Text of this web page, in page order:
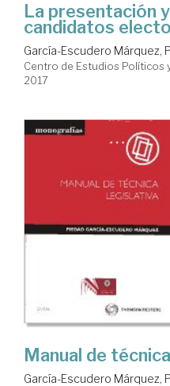
La presentación
candidatos
García-Escudero Márquez,
Centro de Estudios Políticos
2017
Manual de
García-Escudero Márquez,